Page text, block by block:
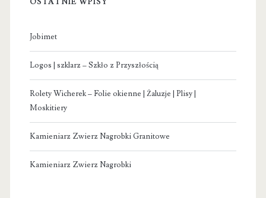
Jobimet
Logos | szklarz – Szkło z Przyszłością
Rolety Wicherek – Folie okienne | Żaluzje | Plisy |
Moskitiery
Kamieniarz Zwierz Nagrobki Granitowe
Kamieniarz Zwierz Nagrobki